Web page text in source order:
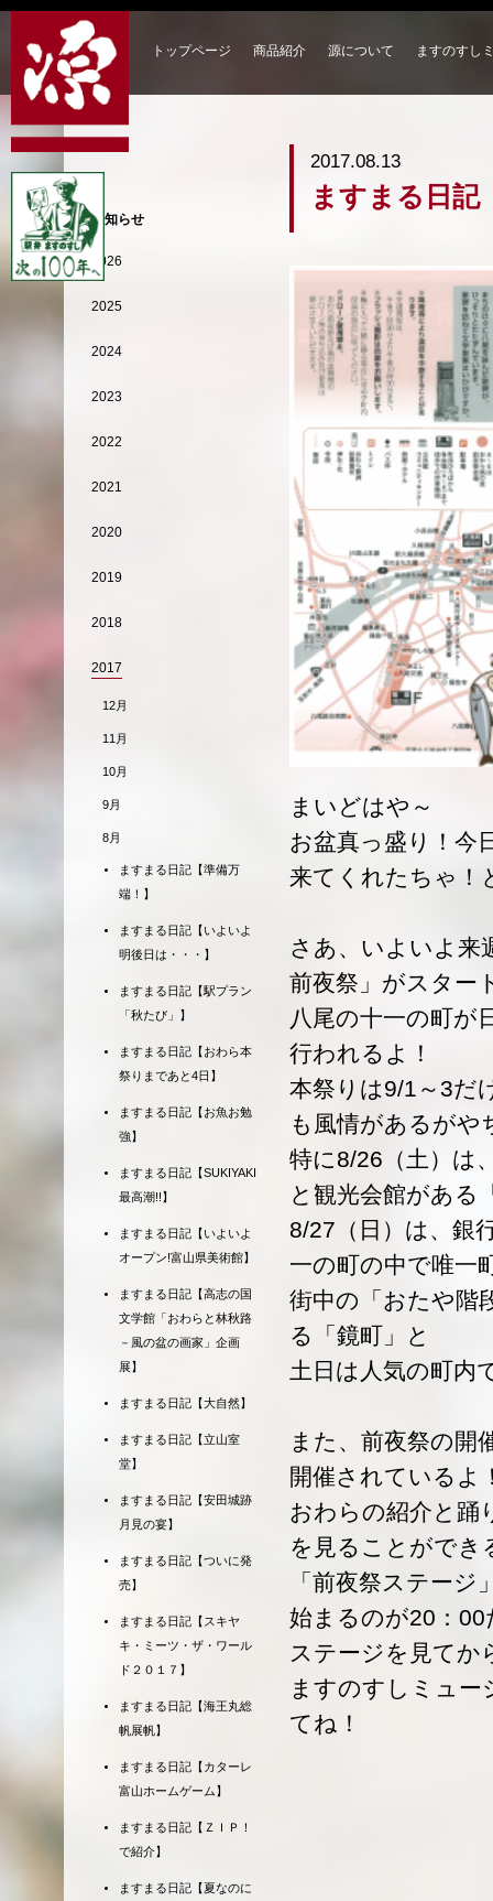
トップページ 商品紹介 源について ますのすし
2017.08.13
ますまる日記
まいどはや～
お盆真っ盛り！今
来てくれたちゃ！
さあ、いよいよ
前夜祭」がスター
八尾の十一の町が
行われるよ！
本祭りは9/1～3だ
も風情があるがや
特に8/26（土）は
と観光会館がある
8/27（日）は、銀
一の町の中で唯一
街中の「おたや階
る「鏡町」と
土日は人気の町内
また、前夜祭の開
開催されているよ
おわらの紹介と踊
を見ることができ
「前夜祭ステー
始まるのが20：00
ステージを見てか
ますのすしミュー
てね！
お知らせ
2026
2025
2024
2023
2022
2021
2020
2019
2018
2017
12月
11月
10月
9月
8月
ますまる日記【準備万
端！】
ますまる日記【いよいよ
明後日は・・・】
ますまる日記【駅プラン
「秋たび」】
ますまる日記【おわら本
祭りまであと4日】
ますまる日記【お魚お勉
強】
ますまる日記【SUKIYAKI
最高潮!!】
ますまる日記【いよいよ
オープン!富山県美術館】
ますまる日記【高志の国
文学館「おわらと林秋路
－風の盆の画家」企画
展】
ますまる日記【大自然】
ますまる日記【立山室
堂】
ますまる日記【安田城跡
月見の宴】
ますまる日記【ついに発
売】
ますまる日記【スキヤ
キ・ミーツ・ザ・ワール
ド２０１７】
ますまる日記【海王丸総
帆展帆】
ますまる日記【カターレ
富山ホームゲーム】
ますまる日記【ＺＩＰ！
で紹介】
ますまる日記【夏なのに